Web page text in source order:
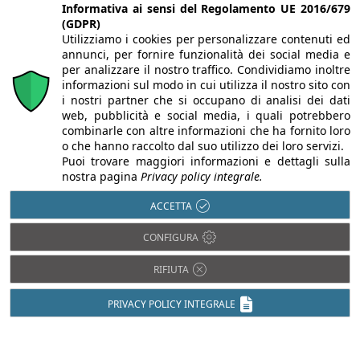
Chi siamo Autori Per la tua pubblicità
Iscriviti alla
newsletter
Informativa ai sensi del Regolamento UE 2016/679
(GDPR)
Utilizziamo i cookies per personalizzare contenuti ed
annunci, per fornire funzionalità dei social media e
per analizzare il nostro traffico. Condividiamo inoltre
informazioni sul modo in cui utilizza il nostro sito con
i nostri partner che si occupano di analisi dei dati
web, pubblicità e social media, i quali potrebbero
combinarle con altre informazioni che ha fornito loro
o che hanno raccolto dal suo utilizzo dei loro servizi.
Puoi trovare maggiori informazioni e dettagli sulla
nostra pagina Privacy policy integrale.
ACCETTA
CONFIGURA
RIFIUTA
PRIVACY POLICY INTEGRALE